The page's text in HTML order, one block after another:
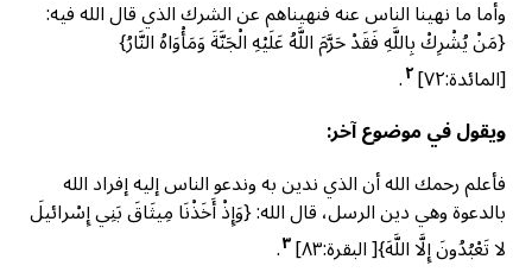
وأما ما نهينا الناس عنه فنهيناهم عن الشرك الذي قال الله فيه:
{مَنْ يُشْرِكْ بِاللَّهِ فَقَدْ حَرَّمَ اللَّهُ عَلَيْهِ الْجَنَّةَ وَمَأْوَاهُ النَّارُ}
[المائدة:٧٢]
٢.
ويقول في موضوع آخر:
فأعلم رحمك الله أن الذي ندين به وندعو الناس إليه إفراد الله
بالدعوة وهي دين الرسل، قال الله: {وَإِذْ أَخَذْنَا مِيثَاقَ بَنِي إِسْرائيلَ
لا تَعْبُدُونَ إِلَّا اللَّهَ}[ البقرة:٨٣]
٣.